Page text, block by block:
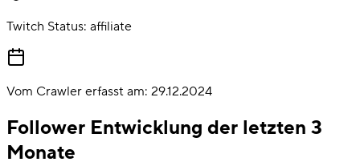
Twitch Status: affiliate
Vom Crawler erfasst am: 29.12.2024
Follower Entwicklung der letzten 3
Monate